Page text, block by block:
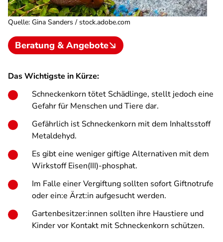
Quelle: Gina Sanders / stock.adobe.com
Beratung & Angebote
Das Wichtigste in Kürze:
Schneckenkorn tötet Schädlinge, stellt jedoch eine
Gefahr für Menschen und Tiere dar.
Gefährlich ist Schneckenkorn mit dem Inhaltsstoff
Metaldehyd.
Es gibt eine weniger giftige Alternativen mit dem
Wirkstoff Eisen(III)-phosphat.
Im Falle einer Vergiftung sollten sofort Giftnotrufe
oder ein:e Ärzt:in aufgesucht werden.
Gartenbesitzer:innen sollten ihre Haustiere und
Kinder vor Kontakt mit Schneckenkorn schützen.